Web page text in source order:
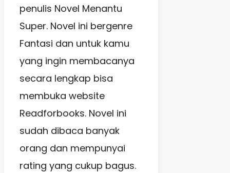
penulis Novel Menantu
Super. Novel ini bergenre
Fantasi dan untuk kamu
yang ingin membacanya
secara lengkap bisa
membuka website
Readforbooks. Novel ini
sudah dibaca banyak
orang dan mempunyai
rating yang cukup bagus.